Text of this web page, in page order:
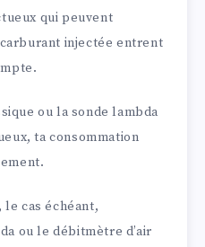
qui peuvent
injectée entrent
ou la sonde lambda
ta consommation
le cas échéant,
ou le débitmètre d’air